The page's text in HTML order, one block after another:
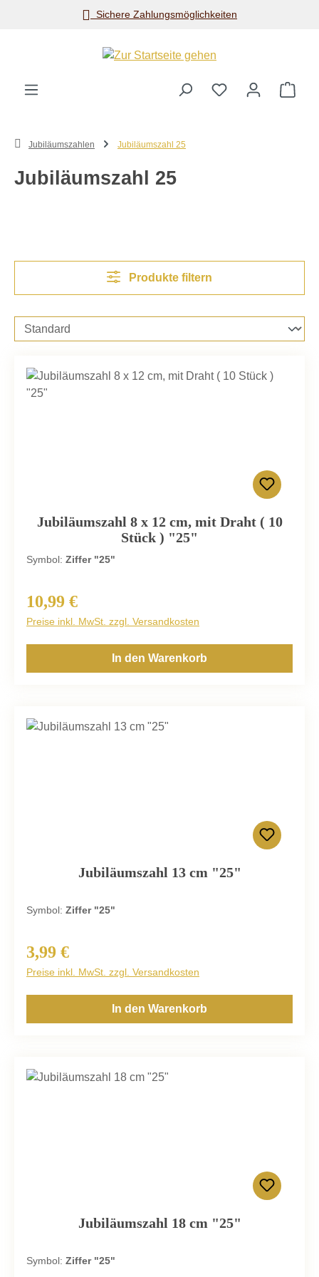
Zum Hauptinhalt springenSichere Zahlungsmöglichkeiten
Jubiläumszahlen Jubiläumszahl 25
Jubiläumszahl 25
Produkte filtern
Jubiläumszahl 8 x 12 cm, mit Draht ( 10
Stück ) "25"
Symbol: Ziffer "25"
Regulärer Preis:
10,99 €
Preise inkl. MwSt. zzgl. Versandkosten
In den Warenkorb
Jubiläumszahl 13 cm "25"
Symbol: Ziffer "25"
Regulärer Preis:
3,99 €
Preise inkl. MwSt. zzgl. Versandkosten
In den Warenkorb
Jubiläumszahl 18 cm "25"
Symbol: Ziffer "25"